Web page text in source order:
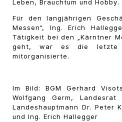
Leben, Brauchtum und Hobby.
Für den langjährigen
Messen“, Ing. Erich
Tätigkeit bei den „Kärntner
geht, war es die letzte
mitorganisierte.
Im Bild: BGM Gerhard
Wolfgang Germ, Landesrat
Landeshauptmann Dr. Peter
und Ing. Erich Hallegger